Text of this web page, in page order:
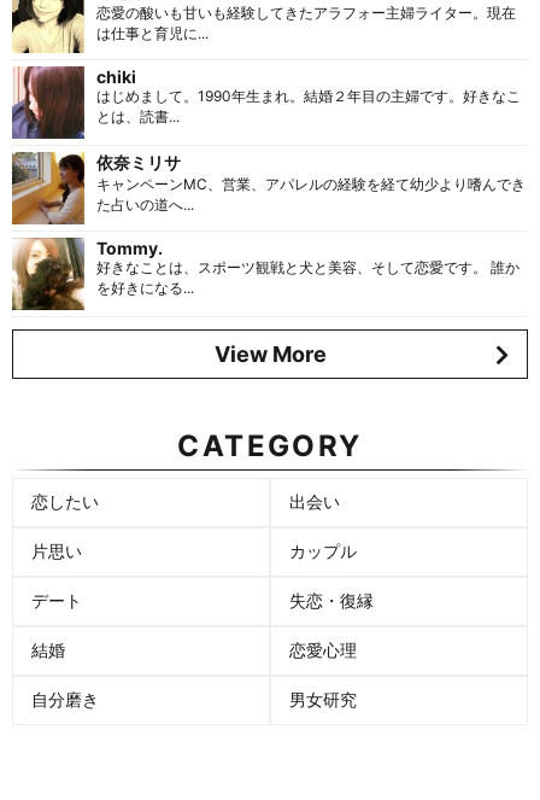
恋愛の酸いも甘いも経験してきたアラフォー主婦ライター。現在
は仕事と育児に...
chiki
はじめまして。1990年生まれ。結婚２年目の主婦です。好きなこ
とは、読書...
依奈ミリサ
キャンペーンMC、営業、アパレルの経験を経て幼少より嗜んでき
た占いの道へ...
Tommy.
好きなことは、スポーツ観戦と犬と美容、そして恋愛です。 誰か
を好きになる...
View More
CATEGORY
恋したい 出会い
片思い カップル
デート 失恋・復縁
結婚 恋愛心理
自分磨き 男女研究